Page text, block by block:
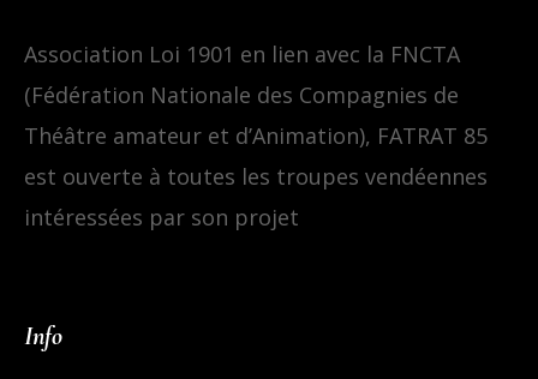
Association Loi 1901 en lien avec la FNCTA
(Fédération Nationale des Compagnies de
Théâtre amateur et d’Animation), FATRAT 85
est ouverte à toutes les troupes vendéennes
intéressées par son projet
Info